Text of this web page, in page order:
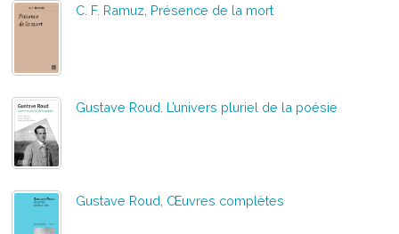
C. F. Ramuz, Présence de la mort
Gustave Roud. L’univers pluriel de la poésie
Gustave Roud, Œuvres complètes